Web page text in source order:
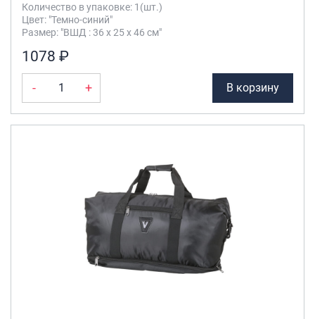
Количество в упаковке: 1(шт.)
Цвет: "Темно-синий"
Размер: "ВШД : 36 х 25 х 46 см"
1078 ₽
- + В корзину